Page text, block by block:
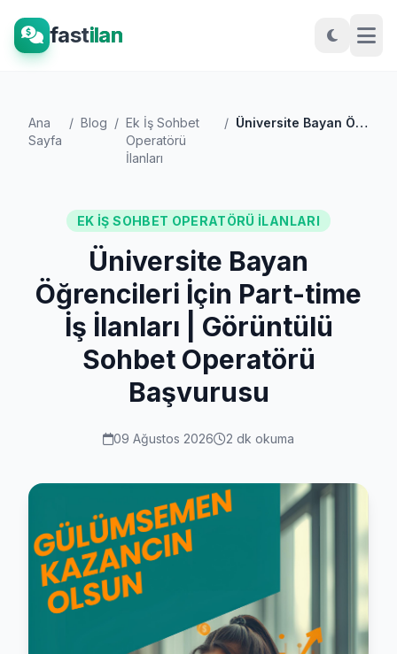
fastilan
Ana
Sayfa
/ Blog / Ek İş Sohbet
Operatörü
İlanları
/ Üniversite Bayan Öğrencileri İçin Part-t...
EK İŞ SOHBET OPERATÖRÜ İLANLARI
Üniversite Bayan
Öğrencileri İçin Part-time
İş İlanları | Görüntülü
Sohbet Operatörü
Başvurusu
09 Ağustos 2026 2 dk okuma